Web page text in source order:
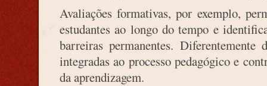
Avaliações formativas, por exemplo,
estudantes ao longo do tempo e
barreiras permanentes. Diferentemente
integradas ao processo pedagógico e
da aprendizagem.